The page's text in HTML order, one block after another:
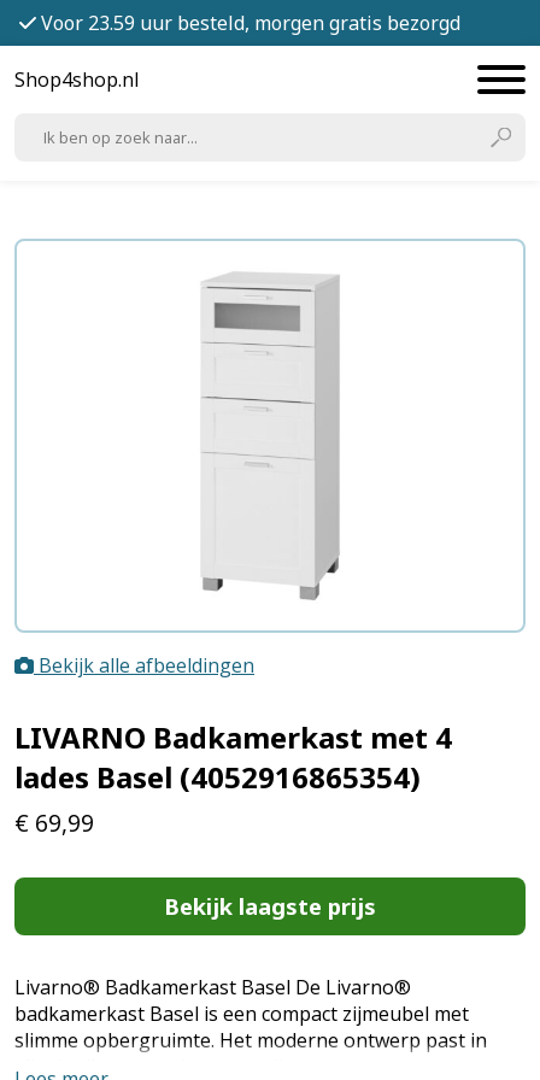
Voor 23.59 uur besteld, morgen gratis bezorgd
Shop4shop.nl
Bekijk alle afbeeldingen
LIVARNO Badkamerkast met 4
lades Basel (4052916865354)
€ 69,99
Bekijk laagste prijs
Livarno® Badkamerkast Basel De Livarno®
badkamerkast Basel is een compact zijmeubel met
slimme opbergruimte. Het moderne ontwerp past in
elke badkamer en is eenvoudig te monteren.